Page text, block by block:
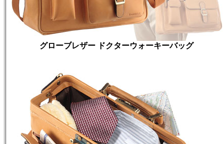
グローブレザー ドクターウォーキーバッグ